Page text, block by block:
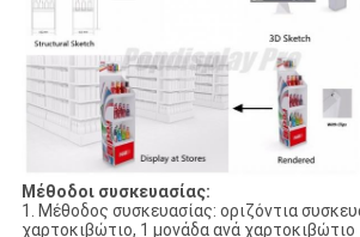
Μέθοδοι συσκευασίας:
1. Μέθοδος συσκευασίας: οριζόντια
χαρτοκιβώτιο, 1 μονάδα ανά χαρτοκιβώτιο